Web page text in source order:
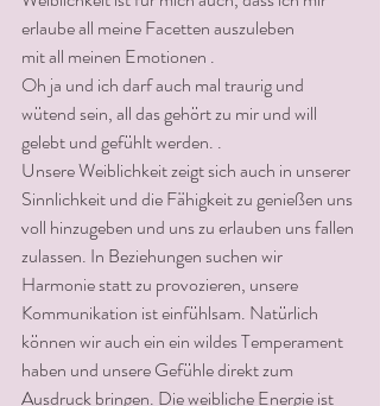
erlaube all meine Facetten auszuleben
mit all meinen Emotionen .
Oh ja und ich darf auch mal traurig und
wütend sein, all das gehört zu mir und will
gelebt und gefühlt werden. .
Unsere Weiblichkeit zeigt sich auch in unserer
Sinnlichkeit und die Fähigkeit zu genießen uns
voll hinzugeben und uns zu erlauben uns fallen
zulassen. In Beziehungen suchen wir
Harmonie statt zu provozieren, unsere
Kommunikation ist einfühlsam. Natürlich
können wir auch ein ein wildes Temperament
haben und unsere Gefühle direkt zum
Ausdruck bringen. Die weibliche Energie ist